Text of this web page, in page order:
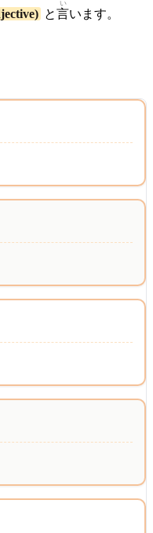
と言
い
います。